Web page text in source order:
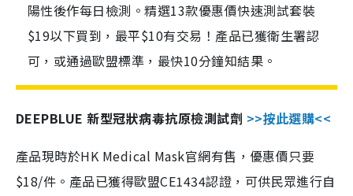
陽性後作每日檢測。精選13款優惠價快速測試套裝
$19以下買到，最平$10有交易！產品已獲衛生署認
可，或通過歐盟標準，最快10分鐘知結果。
DEEPBLUE 新型冠狀病毒抗原檢測試劑 >>按此選購<<
產品現時於HK Medical Mask官網有售，優惠價只要
$18/件。產品已獲得歐盟CE1434認證，可供民眾進行自